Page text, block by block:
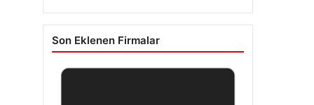
Son Eklenen Firmalar